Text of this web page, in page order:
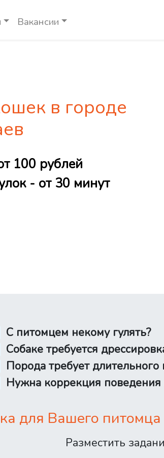
Вакансии
в городе
100 рублей
- от 30 минут
С питомцем некому гулять?
Собаке требуется
Порода требует длительного
Нужна коррекция поведения
для Вашего питомца
Разместить